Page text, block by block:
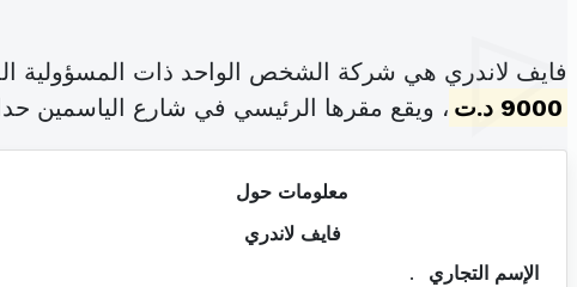
فايف لاندري هي شركة الشخص الواحد ذات المسؤولية
9000 د.ت
، ويقع مقرها الرئيسي في شارع الياسمين حدائق
معلومات حول
فايف لاندري
الإسم التجاري
.